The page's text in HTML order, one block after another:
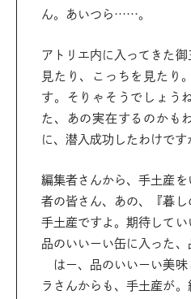
ん。あいつら……。
アトリエ内に入ってきた
見たり、こっちを見たり
す。そりゃそうでしょう
た、あの実在するのかも
に、潜入成功したわけです
編集者さんから、手土産
者の皆さん、あの、『暮
手土産ですよ。期待してい
品のいいーい缶に入った、
はー、品のいいーい美
ラさんからも、手土産が